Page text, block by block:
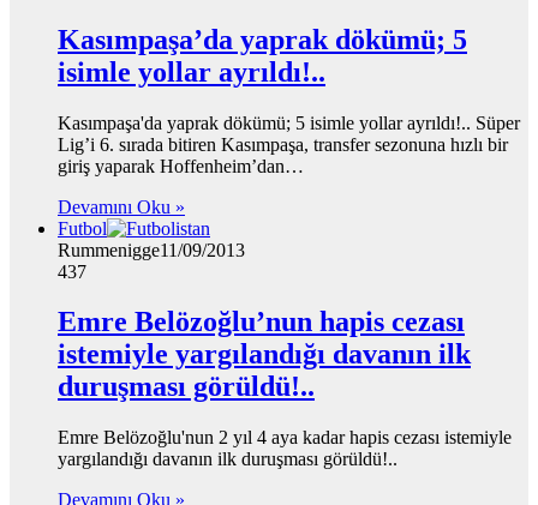
Kasımpaşa’da yaprak dökümü; 5
isimle yollar ayrıldı!..
Kasımpaşa'da yaprak dökümü; 5 isimle yollar ayrıldı!.. Süper
Lig’i 6. sırada bitiren Kasımpaşa, transfer sezonuna hızlı bir
giriş yaparak Hoffenheim’dan…
Devamını Oku »
Futbol
Rummenigge11/09/2013
437
Emre Belözoğlu’nun hapis cezası
istemiyle yargılandığı davanın ilk
duruşması görüldü!..
Emre Belözoğlu'nun 2 yıl 4 aya kadar hapis cezası istemiyle
yargılandığı davanın ilk duruşması görüldü!..
Devamını Oku »